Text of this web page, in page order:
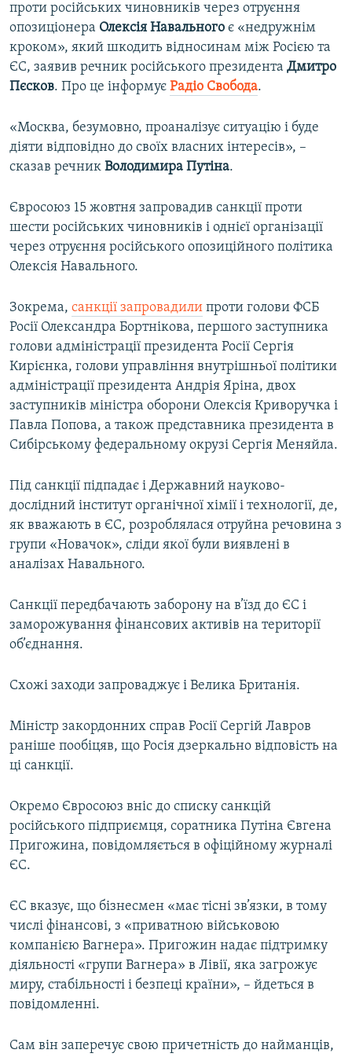
Усі сайти RFE/RL
проти російських чиновників через отруєння
опозиціонера Олексія Навального є «недружнім
кроком», який шкодить відносинам між Росією та
ЄС, заявив речник російського президента Дмитро
Пєсков. Про це інформує Радіо Свобода.
«Москва, безумовно, проаналізує ситуацію і буде
діяти відповідно до своїх власних інтересів», –
сказав речник Володимира Путіна.
Євросоюз 15 жовтня запровадив санкції проти
шести російських чиновників і однієї організації
через отруєння російського опозиційного політика
Олексія Навального.
Зокрема, санкції запровадили проти голови ФСБ
Росії Олександра Бортнікова, першого заступника
голови адміністрації президента Росії Сергія
Кирієнка, голови управління внутрішньої політики
адміністрації президента Андрія Яріна, двох
заступників міністра оборони Олексія Криворучка і
Павла Попова, а також представника президента в
Сибірському федеральному окрузі Сергія Меняйла.
Під санкції підпадає і Державний науково-
дослідний інститут органічної хімії і технології, де,
як вважають в ЄС, розроблялася отруйна речовина з
групи «Новачок», сліди якої були виявлені в
аналізах Навального.
Санкції передбачають заборону на в’їзд до ЄС і
заморожування фінансових активів на території
об’єднання.
Схожі заходи запроваджує і Велика Британія.
Міністр закордонних справ Росії Сергій Лавров
раніше пообіцяв, що Росія дзеркально відповість на
ці санкції.
Окремо Євросоюз вніс до списку санкцій
російського підприємця, соратника Путіна Євгена
Пригожина, повідомляється в офіційному журналі
ЄС.
ЄС вказує, що бізнесмен «має тісні зв’язки, в тому
числі фінансові, з «приватною військовою
компанією Вагнера». Пригожин надає підтримку
діяльності «групи Вагнера» в Лівії, яка загрожує
миру, стабільності і безпеці країни», – йдеться в
повідомленні.
Сам він заперечує свою причетність до найманців,